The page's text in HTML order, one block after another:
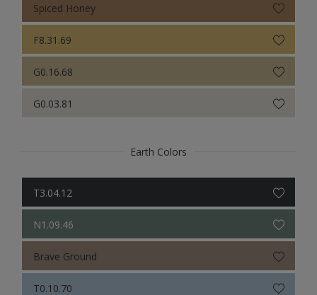
Spiced Honey
F8.31.69
G0.16.68
G0.03.81
Earth Colors
T3.04.12
N1.09.46
Brave Ground
T0.10.70